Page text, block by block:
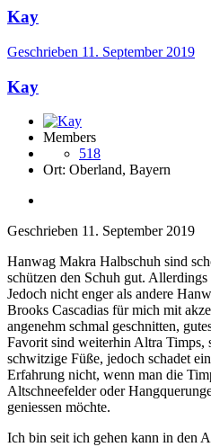
Kay
Geschrieben 11. September 2019
Kay
Members
518
Ort: Oberland, Bayern
Geschrieben 11. September 2019
Hanwag Makra Halbschuh sind
schützen den Schuh gut.
Jedoch nicht enger als andere
Brooks Cascadias für mich mit
angenehm schmal geschnitten,
Favorit sind weiterhin Altra Timps,
schwitzige Füße, jedoch schadet
Erfahrung nicht, wenn man die
Altschneefelder oder
geniessen möchte.
Ich bin seit ich gehen kann in den